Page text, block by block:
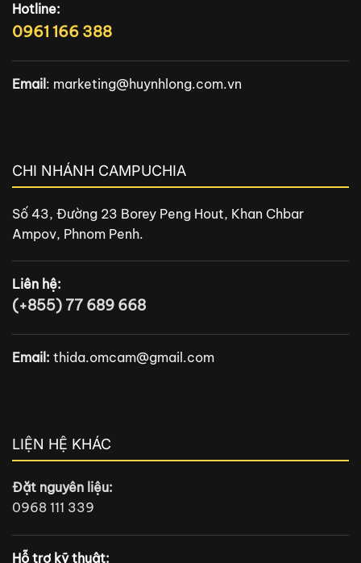
Hotline:
0961 166 388
Email: marketing@huynhlong.com.vn
CHI NHÁNH CAMPUCHIA
Số 43, Đường 23 Borey Peng Hout, Khan Chbar
Ampov, Phnom Penh.
Liên hệ:
(+855) 77 689 668
Email: thida.omcam@gmail.com
LIỆN HỆ KHÁC
Đặt nguyên liệu:
0968 111 339
Hỗ trợ kỹ thuật: